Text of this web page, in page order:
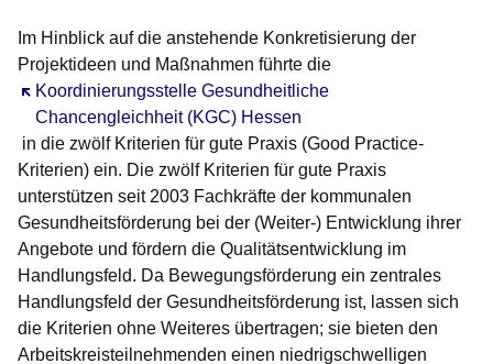
Im Hinblick auf die anstehende Konkretisierung der
Projektideen und Maßnahmen führte die
Koordinierungsstelle Gesundheitliche
Chancengleichheit (KGC) Hessen
Öffnet sich in einem neuen Fenster
in die zwölf Kriterien für gute Praxis (Good Practice-
Kriterien) ein. Die zwölf Kriterien für gute Praxis
unterstützen seit 2003 Fachkräfte der kommunalen
Gesundheitsförderung bei der (Weiter-) Entwicklung ihrer
Angebote und fördern die Qualitätsentwicklung im
Handlungsfeld. Da Bewegungsförderung ein zentrales
Handlungsfeld der Gesundheitsförderung ist, lassen sich
die Kriterien ohne Weiteres übertragen; sie bieten den
Arbeitskreisteilnehmenden einen niedrigschwelligen